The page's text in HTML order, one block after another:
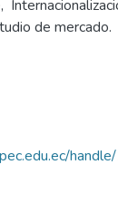
de mercado.